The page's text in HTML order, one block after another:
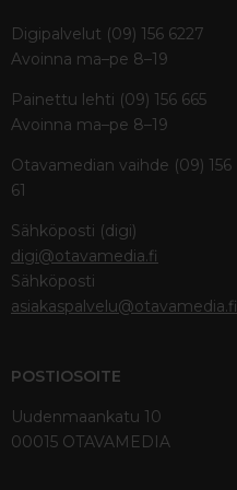
Digipalvelut (09) 156 6227
Avoinna ma–pe 8–19
Painettu lehti (09) 156 665
Avoinna ma–pe 8–19
Otavamedian vaihde (09) 156
61
Sähköposti (digi)
digi@otavamedia.fi
Sähköposti
asiakaspalvelu@otavamedia.fi
POSTIOSOITE
Uudenmaankatu 10
00015 OTAVAMEDIA